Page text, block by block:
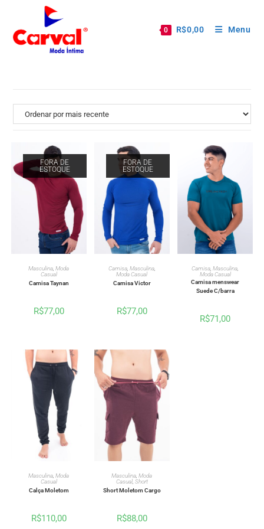
0 R$0,00 Menu
FORA DE
ESTOQUE
VER OPÇÕES
Masculina ,Moda
Casual
Camisa Taynan
R$77,00
FORA DE
ESTOQUE
VER OPÇÕES
Camisa, Masculina,
Moda Casual
Camisa Victor
R$77,00
VER OPÇÕES
Camisa ,Masculina
Moda Casual
Camisa menswear
Suede C/barra
R$71,00
VER OPÇÕES
Masculina ,Moda
Casual
Calça Moletom
R$110,00
VER OPÇÕES
Masculina ,Moda
Casual, Short
Short Moletom Cargo
R$88,00